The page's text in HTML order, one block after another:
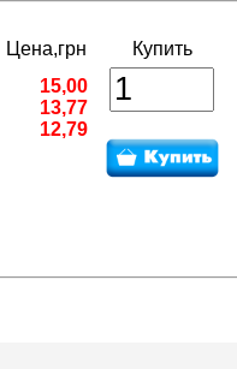
Цена,грн
Купить
15,00
13,77
12,79